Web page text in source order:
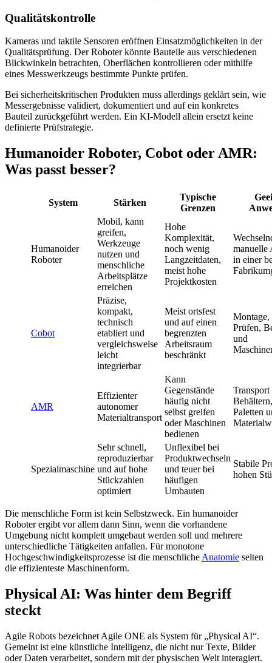
Qualitätskontrolle
Kameras und taktile Sensoren eröffnen Einsatzmöglichkeiten in der
Qualitätsprüfung. Der Roboter könnte Bauteile aus verschiedenen
Blickwinkeln betrachten, Oberflächen kontrollieren oder mithilfe
eines Messwerkzeugs bestimmte Punkte prüfen.
Bei sicherheitskritischen Produkten muss allerdings geklärt sein, wie
Messergebnisse validiert, dokumentiert und auf ein konkretes
Bauteil zurückgeführt werden. Ein KI-Modell allein ersetzt keine
definierte Prüfstrategie.
Humanoider Roboter, Cobot oder AMR:
Was passt besser?
System Stärken
Typische
Grenzen
Humanoider
Roboter
Mobil, kann
greifen,
Werkzeuge
nutzen und
menschliche
Arbeitsplätze
erreichen
Hohe
Komplexität,
noch wenig
Langzeitdaten,
meist hohe
Projektkosten
manuelle
in einer
Cobot
Präzise,
kompakt,
technisch
etabliert und
vergleichsweise
leicht
integrierbar
Meist ortsfest
und auf einen
begrenzten
Arbeitsraum
beschränkt
Montage,
Prüfen,
und
AMR
Effizienter
autonomer
Materialtransport
Kann
Gegenstände
häufig nicht
selbst greifen
oder Maschinen
bedienen
Paletten
Spezialmaschine
Sehr schnell,
reproduzierbar
und auf hohe
Stückzahlen
optimiert
Unflexibel bei
Produktwechseln
und teuer bei
häufigen
Umbauten
Stabile
hohen
Die menschliche Form ist kein Selbstzweck. Ein humanoider
Roboter ergibt vor allem dann Sinn, wenn die vorhandene
Umgebung nicht komplett umgebaut werden soll und mehrere
unterschiedliche Tätigkeiten anfallen. Für monotone
Hochgeschwindigkeitsprozesse ist die menschliche Anatomie selten
die effizienteste Maschinenform.
Physical AI: Was hinter dem Begriff
steckt
Agile Robots bezeichnet Agile ONE als System für „Physical AI“.
Gemeint ist eine künstliche Intelligenz, die nicht nur Texte, Bilder
oder Daten verarbeitet, sondern mit der physischen Welt interagiert.